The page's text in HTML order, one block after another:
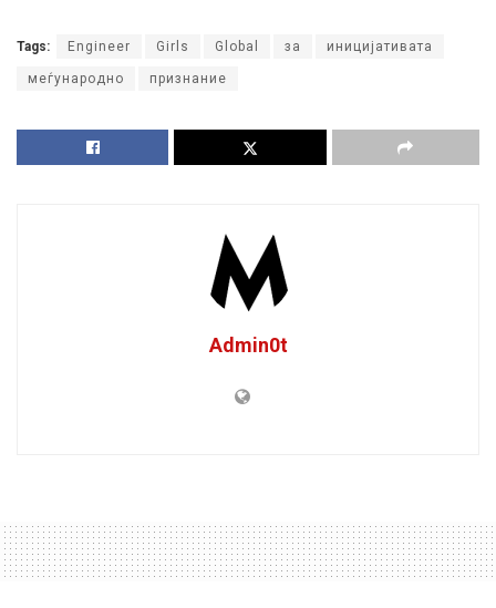
Tags: Engineer Girls Global за иницијативата
меѓународно признание
Admin0t